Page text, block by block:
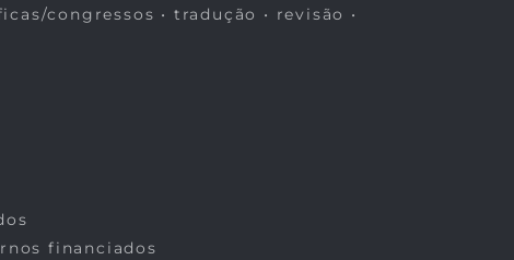
congressos • tradução • revisão •
financiados